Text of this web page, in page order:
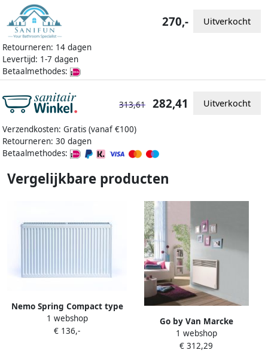
Retourneren: 14 dagen
Levertijd: 1-7 dagen
Betaalmethodes:
270,- Uitverkocht
Verzendkosten: Gratis (vanaf €100)
Retourneren: 30 dagen
Betaalmethodes:
313,61 282,41 Uitverkocht
Vergelijkbare producten
Nemo Spring Compact type
22 horizontale
paneelradiator plaatstaal H
1 webshop
€ 136,-
Go by Van Marcke
Elektrische Radiator Van
Marcke Atlantic 1000W
1 webshop
€ 312,29